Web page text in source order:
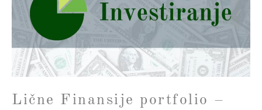
Lične Finansije portfolio –
Portfolio
Analiza